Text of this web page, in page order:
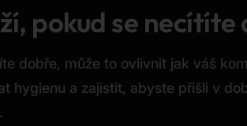
pokud se necítíte
dobře, může to ovlivnit jak váš
hygienu a zajistit, abyste přišli v